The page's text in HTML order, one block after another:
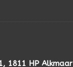
1811 HP Alkmaar